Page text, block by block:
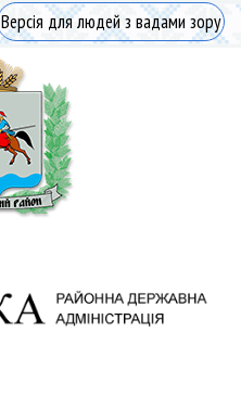
Версія для людей з вадами зору